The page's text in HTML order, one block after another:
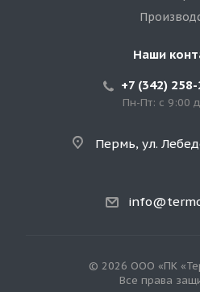
Наши
+7 (342)
Пн-Пт: с 9:00
Пермь, ул.
© 2026 ООО «ПК
Все права